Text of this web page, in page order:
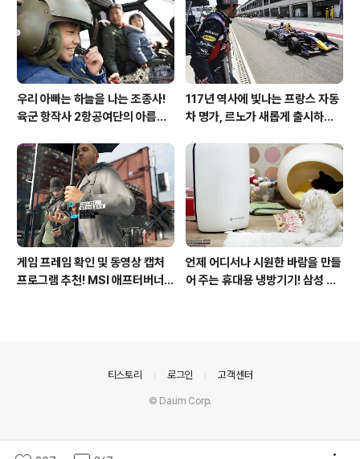
우리 아빠는 하늘을 나는 조종사!
육군 항작사 2항공여단의 아름다
117년 역사에 빛나는 프랑스 자동
차 명가, 르노가 새롭게 출시하는
게임 프레임 확인 및 동영상 캡처
프로그램 추천! MSI 애프터버너
언제 어디서나 시원한 바람을 만들
어 주는 휴대용 냉방기기! 삼성 포
티스토리 로그인 고객센터
© Daum Corp.